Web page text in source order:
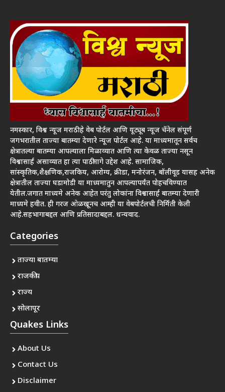
नमस्कार, विश्व न्यूज मराठी हे वेब पोर्टल आणि यूट्यूब न्यूज चॅनेल संपूर्ण
जगभरातील ताज्या बातम्या देणारे न्यूज पोर्टल आहे. या माध्यमातून सर्वच
क्षेत्रातल्या बातम्या आपल्याला मिळाव्यात आणि त्या केवळ ताज्या नसून
विश्वासार्ह असाव्यात हा त्या पाठीमागे उद्देश आहे. सामाजिक,
सांस्कृतिक,शैक्षणिक,राजकिय, आरोग्य, क्रीडा, मनोरंजन, बॉलीवूड यासह अनेक
क्षेत्रातील ताज्या घडामोडी या माध्यमातुन आपल्यापर्यंत पोहचविण्यात
येतील.जगात माध्यमे अनेक आहेत परंतु लोकांना विश्वासार्ह बातम्या देणारी
माध्यमे हवीत. ही गरज ओळखूनच आम्ही या वेबपोर्टलची निर्मिती केली
आहे.सहभागाबद्दल आणि प्रतिसादाबद्दल. धन्यवाद.
Categories
ताज्या बातम्या
राजकीय
राज्य
सोलापूर
Quakes Links
About Us
Contact Us
Disclaimer